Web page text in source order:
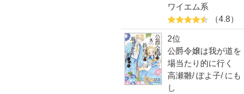
ワイエム系
（4.8）
2位
公爵令嬢は我が道を
場当たり的に行く
高瀬雛/ぽよ子/ にも
し